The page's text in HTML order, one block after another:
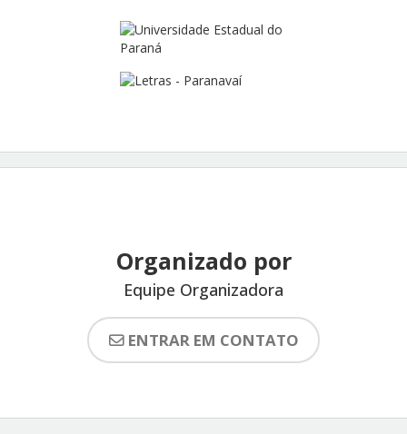
Organizado por
Equipe Organizadora
ENTRAR EM CONTATO